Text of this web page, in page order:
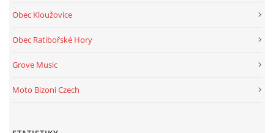
Obec Kloužovice
Obec Ratibořské Hory
Grove Music
Moto Bizoni Czech